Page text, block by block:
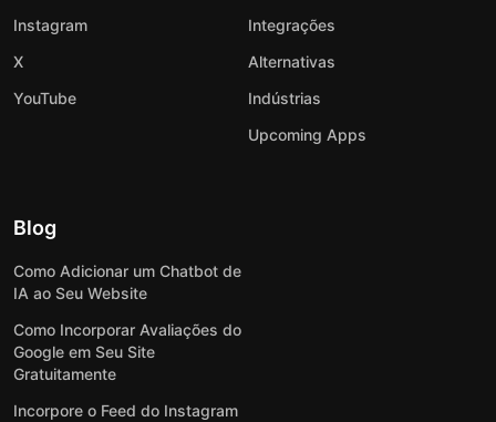
Instagram
X
YouTube
Integrações
Alternativas
Indústrias
Upcoming Apps
Blog
Como Adicionar um Chatbot de
IA ao Seu Website
Como Incorporar Avaliações do
Google em Seu Site
Gratuitamente
Incorpore o Feed do Instagram